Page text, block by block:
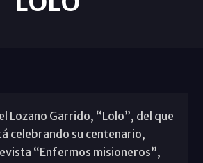
Lozano Garrido, “Lolo”, del que
celebrando su centenario,
“Enfermos misioneros”,